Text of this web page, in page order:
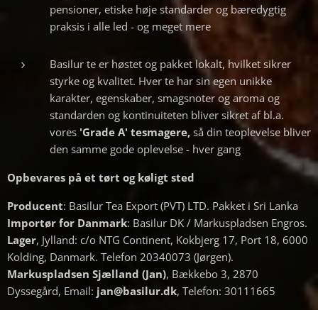
pensioner, etiske høje standarder og bæredygtig
praksis i alle led - og meget mere
Basilur te er høstet og pakket lokalt, hvilket sikrer
styrke og kvalitet. Hver te har sin egen unikke
karakter, egenskaber, smagsnoter og aroma og
standarden og kontinuiteten bliver sikret af bl.a.
vores 'Grade A' tesmagere, så din teoplevelse bliver
den samme gode oplevelse - hver gang
Opbevares på et tørt og køligt sted
Producent: Basilur Tea Export (PVT) LTD. Pakket i Sri Lanka
Importør for Danmark: Basilur DK / Markuspladsen Engros.
Lager, Jylland: c/o NTG Continent, Kokbjerg 17, Port 18, 6000
Kolding, Danmark. Telefon 20340073 (Jørgen).
Markuspladsen Sjælland (Jan), Bækkebo 3, 2870
Dyssegård, Email: jan@basilur.dk, Telefon: 30111665